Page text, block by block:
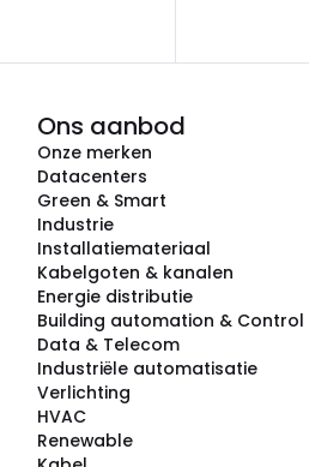
Ons aanbod
Onze merken
Datacenters
Green & Smart
Industrie
Installatiemateriaal
Kabelgoten & kanalen
Energie distributie
Building automation & Control
Data & Telecom
Industriële automatisatie
Verlichting
HVAC
Renewable